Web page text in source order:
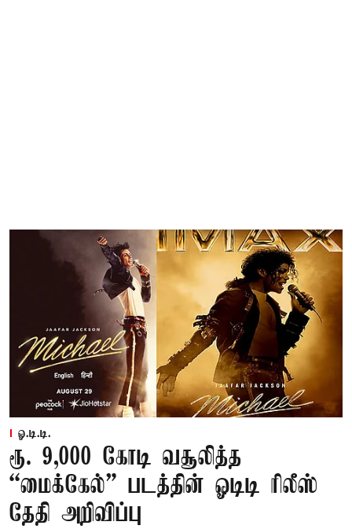
ஓ.டி.டி.
ரூ. 9,000 கோடி வசூலித்த
“மைக்கேல்” படத்தின் ஓடிடி ரிலீஸ்
தேதி அறிவிப்பு